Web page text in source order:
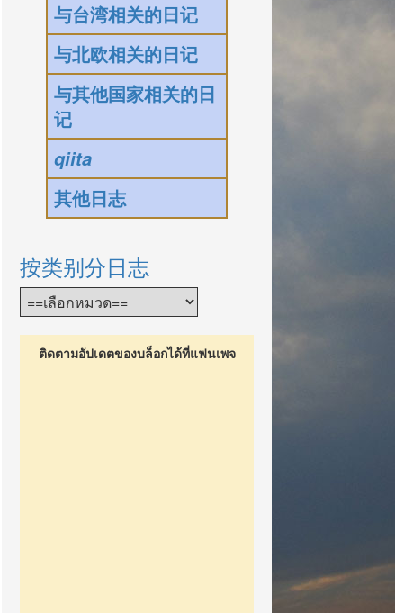
与台湾相关的日记
与北欧相关的日记
与其他国家相关的日
记
qiita
其他日志
按类别分日志
ติดตามอัปเดตของบล็อกได้ที่แฟนเพจ